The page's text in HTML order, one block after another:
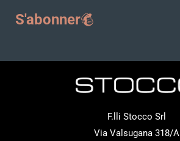
S'abonner
F.lli Stocco Srl
Via Valsugana 318/A